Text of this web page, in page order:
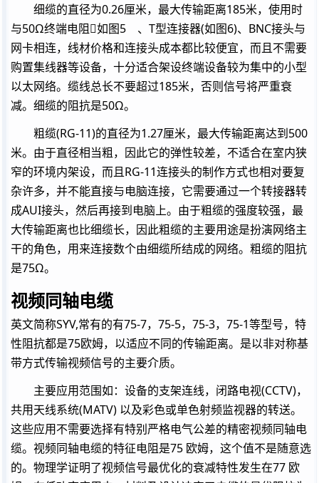
细缆的直径为0.26厘米，最大传输距离185米，使用时
与50Ω终端电阻如图5 、T型连接器(如图6)、BNC接头与
网卡相连，线材价格和连接头成本都比较便宜，而且不需要
购置集线器等设备，十分适合架设终端设备较为集中的小型
以太网络。缆线总长不要超过185米，否则信号将严重衰
减。细缆的阻抗是50Ω。
粗缆(RG-11)的直径为1.27厘米，最大传输距离达到500
米。由于直径相当粗，因此它的弹性较差，不适合在室内狭
窄的环境内架设，而且RG-11连接头的制作方式也相对要复
杂许多，并不能直接与电脑连接，它需要通过一个转接器转
成AUI接头，然后再接到电脑上。由于粗缆的强度较强，最
大传输距离也比细缆长，因此粗缆的主要用途是扮演网络主
干的角色，用来连接数个由细缆所结成的网络。粗缆的阻抗
是75Ω。
视频同轴电缆
英文简称SYV,常有的有75-7，75-5，75-3，75-1等型号，特
性阻抗都是75欧姆，以适应不同的传输距离。是以非对称基
带方式传输视频信号的主要介质。
主要应用范围如：设备的支架连线，闭路电视(CCTV)，
共用天线系统(MATV) 以及彩色或单色射频监视器的转送。
这些应用不需要选择有特别严格电气公差的精密视频同轴电
缆。视频同轴电缆的特征电阻是75 欧姆，这个值不是随意选
的。物理学证明了视频信号最优化的衰减特性发生在77 欧